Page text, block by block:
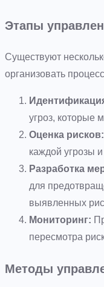
Этапы
Существуют
организовать
угроз, которые
Оценка рисков:
каждой угрозы
Разработка
для
выявленных
Мониторинг:
пересмотра
Методы